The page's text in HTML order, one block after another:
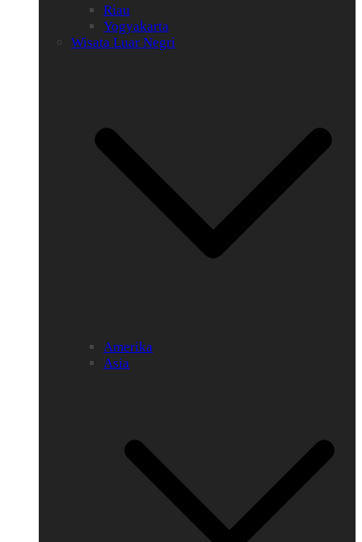
Riau
Yogyakarta
Wisata Luar Negri
Amerika
Asia